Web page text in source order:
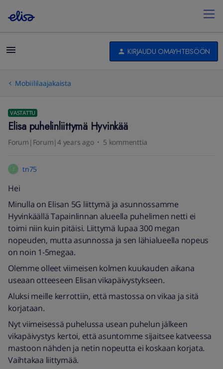
KIRJAUDU OMAYHTEISÖÖN
Mobiililaajakaista
VASTATTU
Elisa puhelinliittymä Hyvinkää
Forum|Forum|4 years ago 5 kommenttia
T tn75
Hei
Minulla on Elisan 5G liittymä ja asunnossamme
Hyvinkäällä Tapainlinnan alueella puhelimen netti ei
toimi niin kuin pitäisi. Liittymä lupaa 300 megan
nopeuden, mutta asunnossa ja sen lähialueella nopeus
on noin 1-5megaa.
Olemme olleet viimeisen kolmen kuukauden aikana
useaan otteeseen Elisan vikapäivystykseen.
Aluksi meille kerrottiin, että mastossa on vikaa ja sitä
korjataan.
Nyt viimeisessä puhelussa usean puhelun jälkeen
vikapäivystys kertoi, että asuntomme sijaitsee katveessa
mastoon nähden ja netin nopeutta ei koskaan korjata.
Vaihtakaa liittymää.